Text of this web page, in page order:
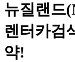
뉴질랜드
렌터카검
약!